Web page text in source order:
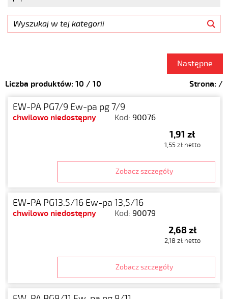
Następne
Liczba produktów: 10 / 10 Strona: /
EW-PA PG7/9 Ew-pa pg 7/9
chwilowo niedostępny Kod: 90076
1,91 zł
1,55 zł netto
Zobacz szczegóły
EW-PA PG13.5/16 Ew-pa 13,5/16
chwilowo niedostępny Kod: 90079
2,68 zł
2,18 zł netto
Zobacz szczegóły